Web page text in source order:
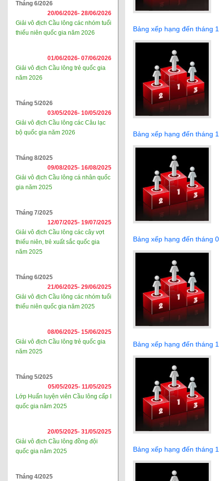
Tháng 6/2026
20/06/2026- 28/06/2026
Giải vô địch Cầu lông các nhóm tuổi
thiếu niên quốc gia năm 2026
01/06/2026- 07/06/2026
Giải vô địch Cầu lông trẻ quốc gia
năm 2026
Tháng 5/2026
03/05/2026- 10/05/2026
Giải vô địch Cầu lông các Câu lạc
bộ quốc gia năm 2026
Tháng 8/2025
09/08/2025- 16/08/2025
Giải vô địch Cầu lông cá nhân quốc
gia năm 2025
Tháng 7/2025
12/07/2025- 19/07/2025
Giải vô địch Cầu lông các cây vợt
thiếu niên, trẻ xuất sắc quốc gia
năm 2025
Tháng 6/2025
21/06/2025- 29/06/2025
Giải vô địch Cầu lông các nhóm tuổi
thiếu niên quốc gia năm 2025
08/06/2025- 15/06/2025
Giải vô địch Cầu lông trẻ quốc gia
năm 2025
Tháng 5/2025
05/05/2025- 11/05/2025
Lớp Huấn luyện viên Cầu lông cấp I
quốc gia năm 2025
20/05/2025- 31/05/2025
Giải vô địch Cầu lông đồng đội
quốc gia năm 2025
Tháng 4/2025
Bảng xếp hạng đến tháng
Bảng xếp hạng đến tháng
Bảng xếp hạng đến tháng
Bảng xếp hạng đến tháng
Bảng xếp hạng đến tháng